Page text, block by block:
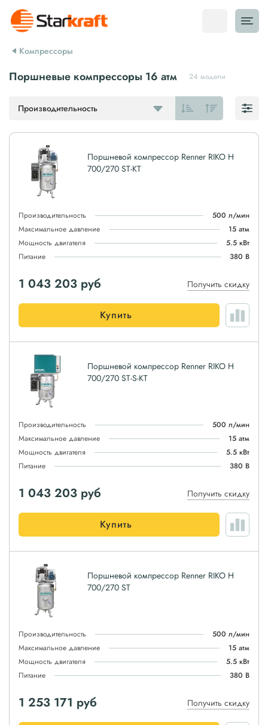
Компрессоры
Поршневые компрессоры 16 атм 24 модели
Производительность
Поршневой компрессор Renner RIKO H
700/270 ST-KT
Производительность
500 л/мин
Максимальное давление
15 атм
Мощность двигателя
5.5 кВт
Питание
380 В
1 043 203 руб Получить скидку
Купить
Поршневой компрессор Renner RIKO H
700/270 ST-S-KT
Производительность
500 л/мин
Максимальное давление
15 атм
Мощность двигателя
5.5 кВт
Питание
380 В
1 043 203 руб Получить скидку
Купить
Поршневой компрессор Renner RIKO H
700/270 ST
Производительность
500 л/мин
Максимальное давление
15 атм
Мощность двигателя
5.5 кВт
Питание
380 В
1 253 171 руб Получить скидку